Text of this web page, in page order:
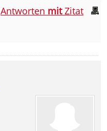
Antworten mitZitat